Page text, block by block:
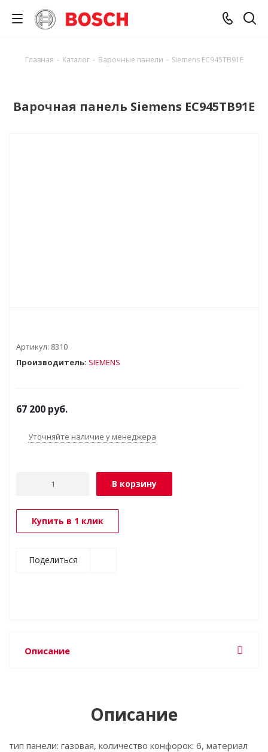
Главная - Каталог - Варочные панели - Siemens EC945TB91E
Варочная панель Siemens EC945TB91E
Артикул: 8310
Производитель: SIEMENS
67 200 руб.
Уточняйте наличие у менеджера
В корзину
Купить в 1 клик
Поделиться
Описание
Описание
тип панели: газовая, количество конфорок: 6, материал